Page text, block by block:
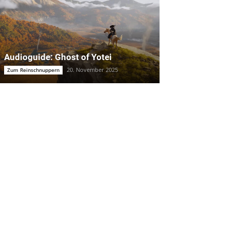
Audioguide: Ghost of Yotei
Zum Reinschnuppern 20. November 2025